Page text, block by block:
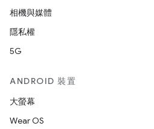
相機與媒體
隱私權
5G
ANDROID 裝置
大螢幕
Wear OS